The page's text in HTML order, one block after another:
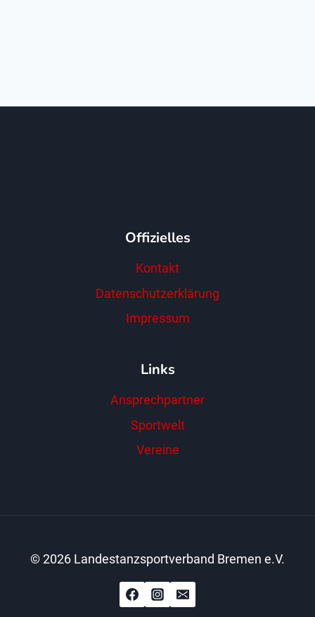
Offizielles
Kontakt
Datenschutzerklärung
Impressum
Links
Ansprechpartner
Sportwelt
Vereine
© 2026 Landestanzsportverband Bremen e.V.